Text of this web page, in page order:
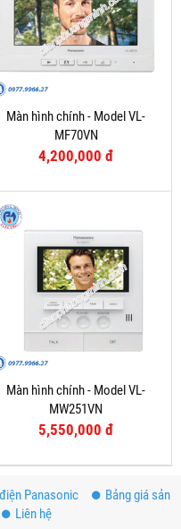
Màn hình chính - Model VL-
MF70VN
4,200,000 đ
Màn hình chính - Model VL-
MW251VN
5,550,000 đ
Panasonic
Bảng giá sản
Liên hệ